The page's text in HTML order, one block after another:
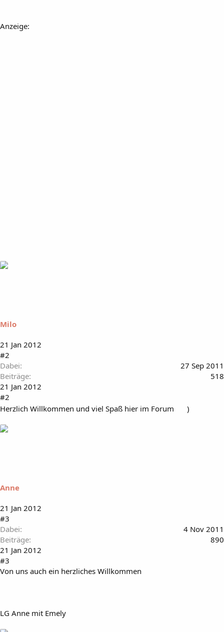
Anzeige:
Milo
21 Jan 2012
#2
Dabei
27 Sep 2011
Beiträge
518
21 Jan 2012
#2
Herzlich Willkommen und viel Spaß hier im Forum
)
Anne
21 Jan 2012
#3
Dabei
4 Nov 2011
Beiträge
890
21 Jan 2012
#3
Von uns auch ein herzliches Willkommen
LG Anne mit Emely